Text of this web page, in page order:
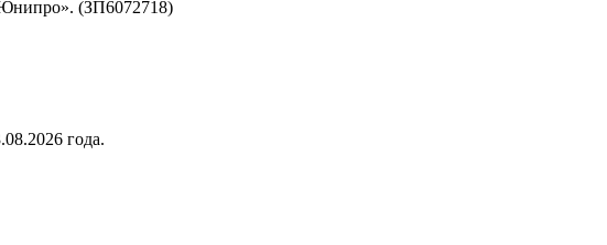
(ЗП6072718)
года.